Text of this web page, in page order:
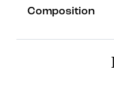
Composition